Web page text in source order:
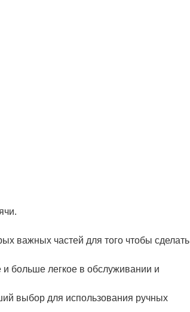
важных частей для того чтобы сделать
и больше легкое в обслуживании и
выбор для использования ручных